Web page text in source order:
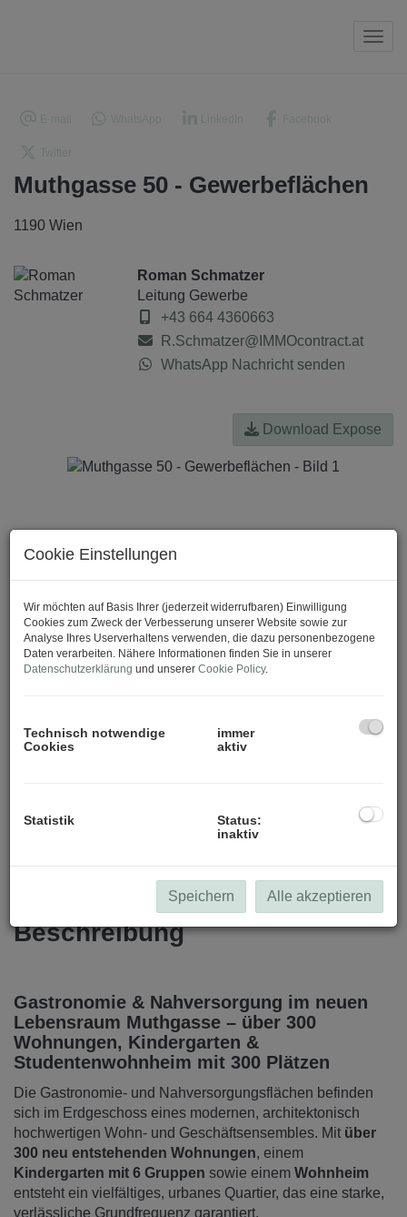
Muthgasse 50 - Gewerbeflächen
1190 Wien
Roman Schmatzer
Leitung Gewerbe
+43 664 4360663
R.Schmatzer@IMMOcontract.at
WhatsApp Nachricht senden
Download Expose
Beschreibung
Gastronomie & Nahversorgung im neuen
Lebensraum Muthgasse – über 300
Wohnungen, Kindergarten &
Studentenwohnheim mit 300 Plätzen
Die Gastronomie- und Nahversorgungsflächen befinden
sich im Erdgeschoss eines modernen, architektonisch
hochwertigen Wohn- und Geschäftsensembles. Mit über
300 neu entstehenden Wohnungen, einem
Kindergarten mit 6 Gruppen sowie einem Wohnheim
entsteht ein vielfältiges, urbanes Quartier, das eine starke,
verlässliche Grundfrequenz garantiert.
Cookie Einstellungen
Wir möchten auf Basis Ihrer (jederzeit widerrufbaren) Einwilligung
Cookies zum Zweck der Verbesserung unserer Website sowie zur
Analyse Ihres Userverhaltens verwenden, die dazu personenbezogene
Daten verarbeiten. Nähere Informationen finden Sie in unserer
Datenschutzerklärung und unserer Cookie Policy.
Technisch notwendige
Cookies
immer
aktiv
Statistik
Status:
inaktiv
Speichern Alle akzeptieren